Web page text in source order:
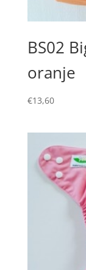
BS02
oranje
€13,60